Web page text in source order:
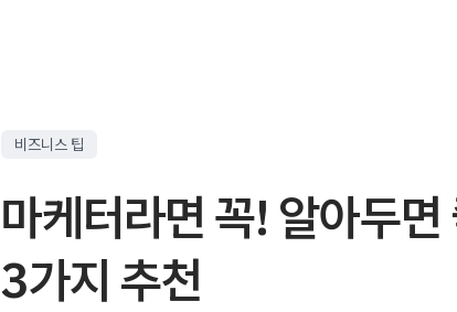
비즈니스 팁
마케터라면 꼭! 알아두면
3가지 추천